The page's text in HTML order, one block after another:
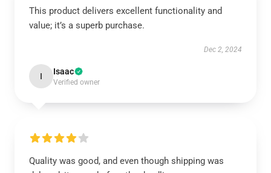
This product delivers excellent functionality and
value; it’s a superb purchase.
Dec 2, 2024
I Isaac
Verified owner
Quality was good, and even though shipping was